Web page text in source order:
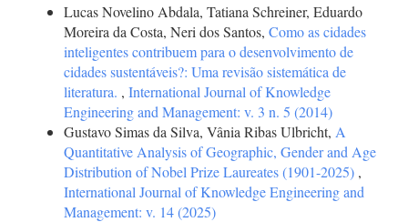
Lucas Novelino Abdala, Tatiana Schreiner, Eduardo
Moreira da Costa, Neri dos Santos, Como as cidades
inteligentes contribuem para o desenvolvimento de
cidades sustentáveis?: Uma revisão sistemática de
literatura. , International Journal of Knowledge
Engineering and Management: v. 3 n. 5 (2014)
Gustavo Simas da Silva, Vânia Ribas Ulbricht, A
Quantitative Analysis of Geographic, Gender and Age
Distribution of Nobel Prize Laureates (1901-2025) ,
International Journal of Knowledge Engineering and
Management: v. 14 (2025)